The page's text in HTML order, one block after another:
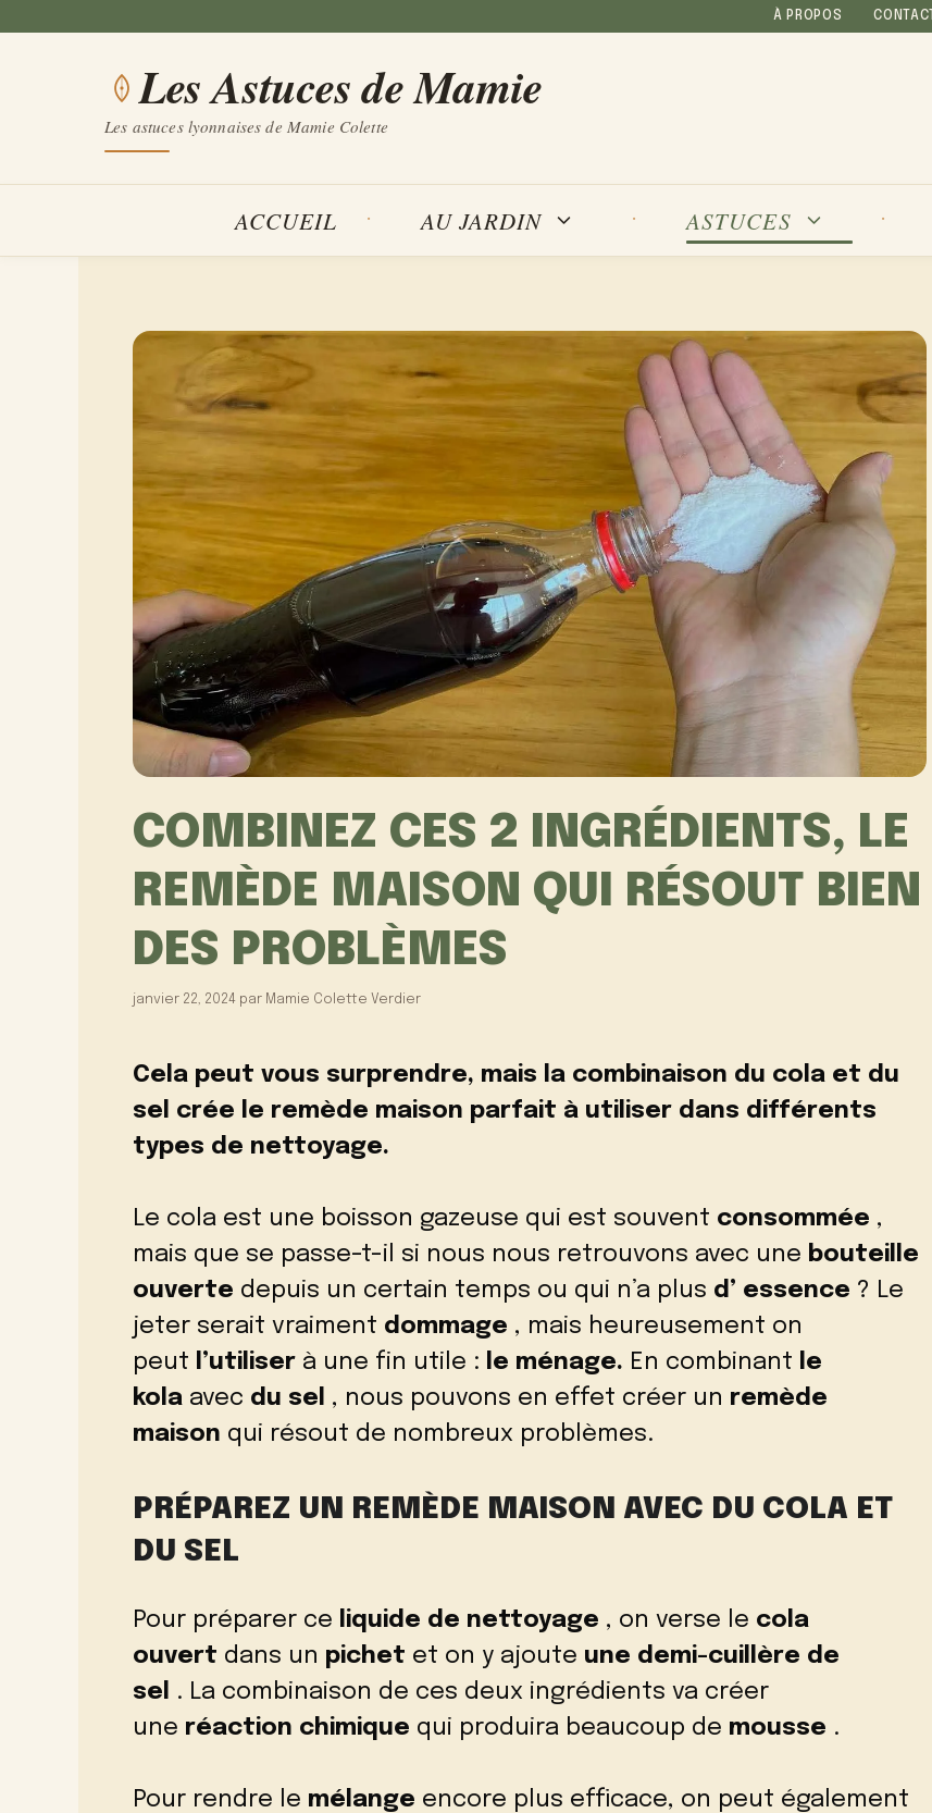
À PROPOS CONTACT
Les Astuces de Mamie
Les astuces lyonnaises de Mamie Colette
ACCUEIL AU JARDIN ASTUCES
COMBINEZ CES 2 INGRÉDIENTS, LE
REMÈDE MAISON QUI RÉSOUT BIEN
DES PROBLÈMES
janvier 22, 2024 par Mamie Colette Verdier
Cela peut vous surprendre, mais la combinaison du cola et du
sel crée le remède maison parfait à utiliser dans différents
types de nettoyage.
Le cola est une boisson gazeuse qui est souvent consommée ,
mais que se passe-t-il si nous nous retrouvons avec une bouteille
ouverte depuis un certain temps ou qui n’a plus d’ essence ? Le
jeter serait vraiment dommage , mais heureusement on
peut
l’utiliser à une fin utile : le ménage. En combinant
le
kola avec du sel , nous pouvons en effet créer un remède
maison qui résout de nombreux problèmes.
PRÉPAREZ UN REMÈDE MAISON AVEC DU COLA ET
DU SEL
Pour préparer ce liquide de nettoyage , on verse le cola
ouvert dans un pichet et on y ajoute une demi-cuillère de
sel
. La combinaison de ces deux ingrédients va créer
une réaction chimique qui produira beaucoup de mousse .
Pour rendre le mélange encore plus efficace, on peut également